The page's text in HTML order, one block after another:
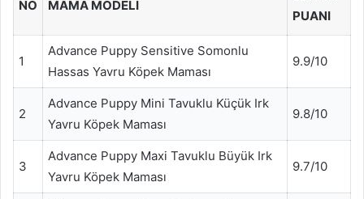
NO MAMA MODELI
PUANI
1
Advance Puppy Sensitive Somonlu
Hassas Yavru Köpek Maması
9.9/10
2
Advance Puppy Mini Tavuklu Küçük Irk
Yavru Köpek Maması
9.8/10
3
Advance Puppy Maxi Tavuklu Büyük Irk
Yavru Köpek Maması
9.7/10